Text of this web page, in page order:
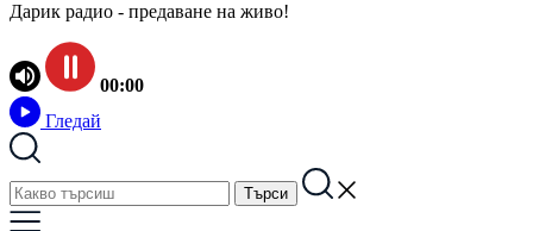
Дарик радио - предаване на живо!
00:00
Гледай